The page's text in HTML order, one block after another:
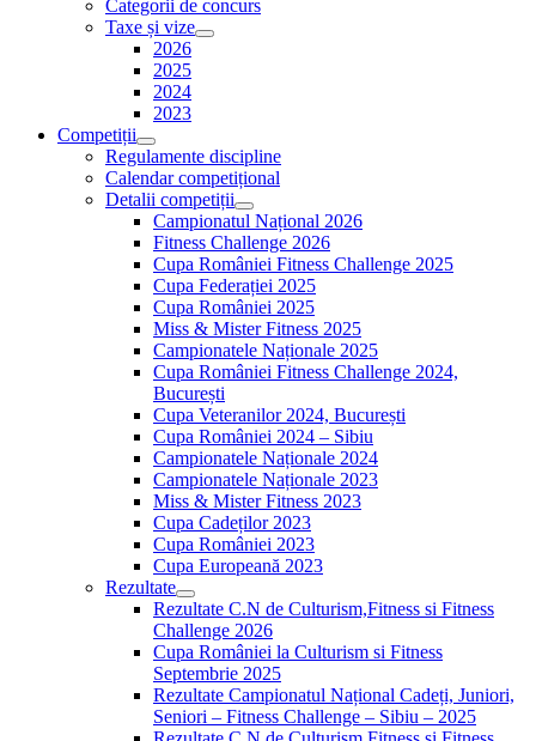
Categorii de concurs
Taxe și vize
2026
2025
2024
2023
Competiții
Regulamente discipline
Calendar competițional
Detalii competiții
Campionatul Național 2026
Fitness Challenge 2026
Cupa României Fitness Challenge 2025
Cupa Federației 2025
Cupa României 2025
Miss & Mister Fitness 2025
Campionatele Naționale 2025
Cupa României Fitness Challenge 2024,
București
Cupa Veteranilor 2024, București
Cupa României 2024 – Sibiu
Campionatele Naționale 2024
Campionatele Naționale 2023
Miss & Mister Fitness 2023
Cupa Cadeților 2023
Cupa României 2023
Cupa Europeană 2023
Rezultate
Rezultate C.N de Culturism,Fitness si Fitness
Challenge 2026
Cupa României la Culturism si Fitness
Septembrie 2025
Rezultate Campionatul Național Cadeți, Juniori,
Seniori – Fitness Challenge – Sibiu – 2025